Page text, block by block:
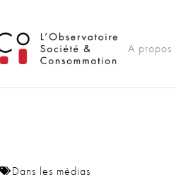
A propos
Dans les médias